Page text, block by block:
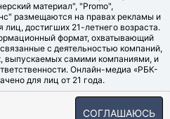
материал", "Promo",
размещаются на правах рекламы и
лиц, достигших 21-летнего возраста.
формат, охватывающий
с деятельностью компаний,
выпускаемых самими компаниями, и
Онлайн-медиа «РБК-
для лиц от 21 года.
2006-2026.
СОГЛАШАЮСЬ